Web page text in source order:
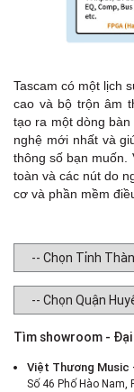
Tascam có một lịch
cao và bộ trộn âm
tạo ra một dòng
nghệ mới nhất và
thông số bạn muốn.
toàn và các nút do
cơ và phần mềm
Tìm showroom -
Việt Thương Music
Số 46 Phố Hào Nam,